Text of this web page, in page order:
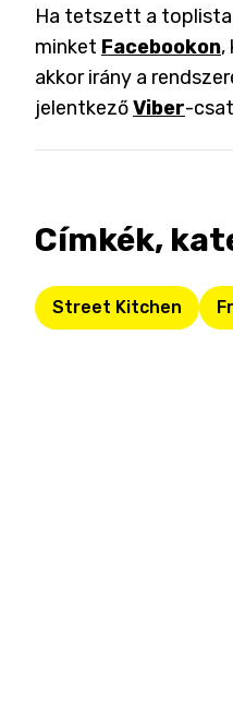
Ha tetszett a
minket Facebookon,
akkor irány a
jelentkezőViber-
Címkék,
Street Kitchen